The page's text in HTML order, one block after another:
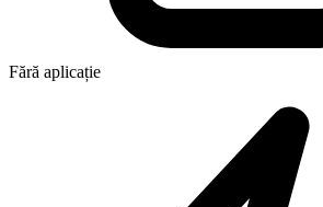
Fără aplicație